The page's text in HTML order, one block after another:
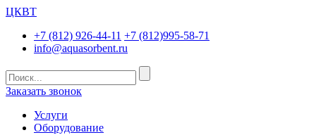
ЦКВТ
+7 (812) 926-44-11 +7 (812)995-58-71
info@aquasorbent.ru
Заказать звонок
Услуги
Оборудование